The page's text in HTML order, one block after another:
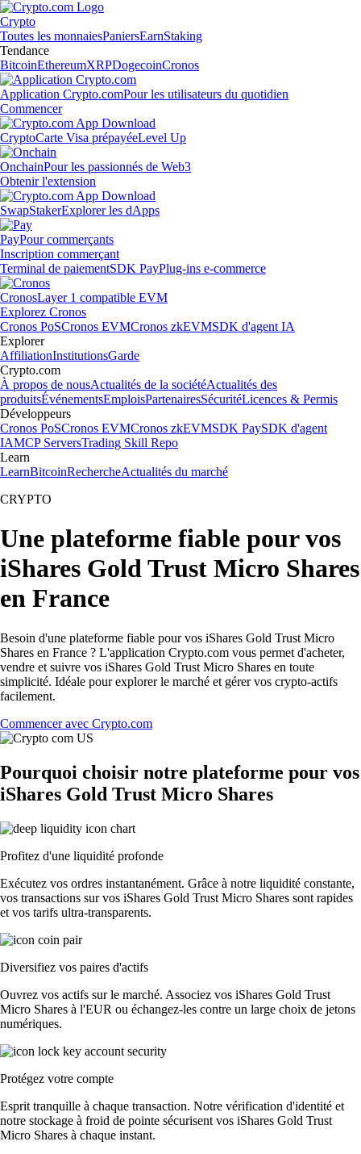
Crypto
Toutes les monnaiesPaniersEarnStaking
Tendance
BitcoinEthereumXRPDogecoinCronos
Application Crypto.comPour les utilisateurs du quotidien
Commencer
CryptoCarte Visa prépayéeLevel Up
OnchainPour les passionnés de Web3
Obtenir l'extension
SwapStakerExplorer les dApps
PayPour commerçants
Inscription commerçant
Terminal de paiementSDK PayPlug-ins e-commerce
CronosLayer 1 compatible EVM
Explorez Cronos
Cronos PoSCronos EVMCronos zkEVMSDK d'agent IA
Explorer
AffiliationInstitutionsGarde
Crypto.com
À propos de nousActualités de la sociétéActualités des
produitsÉvénementsEmploisPartenairesSécuritéLicences & Permis
Développeurs
Cronos PoSCronos EVMCronos zkEVMSDK PaySDK d'agent
IAMCP ServersTrading Skill Repo
Learn
LearnBitcoinRechercheActualités du marché
CRYPTO
Une plateforme fiable pour vos
iShares Gold Trust Micro Shares
en France
Besoin d'une plateforme fiable pour vos iShares Gold Trust Micro
Shares en France ? L'application Crypto.com vous permet d'acheter,
vendre et suivre vos iShares Gold Trust Micro Shares en toute
simplicité. Idéale pour explorer le marché et gérer vos crypto-actifs
facilement.
Commencer avec Crypto.com
Pourquoi choisir notre plateforme pour vos
iShares Gold Trust Micro Shares
Profitez d'une liquidité profonde
Exécutez vos ordres instantanément. Grâce à notre liquidité constante,
vos transactions sur vos iShares Gold Trust Micro Shares sont rapides
et vos tarifs ultra-transparents.
Diversifiez vos paires d'actifs
Ouvrez vos actifs sur le marché. Associez vos iShares Gold Trust
Micro Shares à l'EUR ou échangez-les contre un large choix de jetons
numériques.
Protégez votre compte
Esprit tranquille à chaque transaction. Notre vérification d'identité et
notre stockage à froid de pointe sécurisent vos iShares Gold Trust
Micro Shares à chaque instant.